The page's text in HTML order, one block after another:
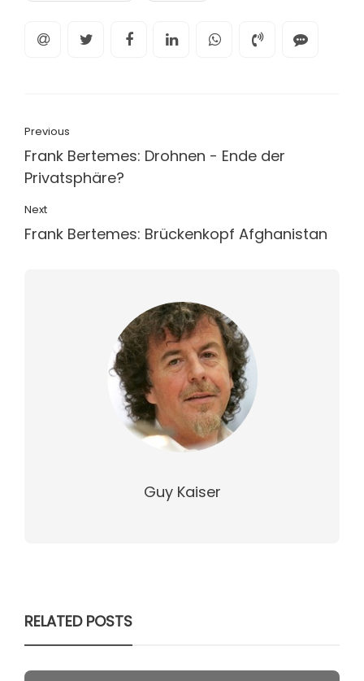
Previous
Frank Bertemes: Drohnen - Ende der
Privatsphäre?
Next
Frank Bertemes: Brückenkopf Afghanistan
Guy Kaiser
RELATED POSTS